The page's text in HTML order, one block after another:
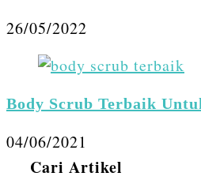
26/05/2022
Body Scrub Terbaik
04/06/2021
Cari Artikel